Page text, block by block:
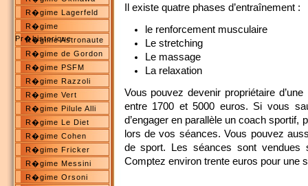
R�gime Lagerfeld
R�gime
Pr�historique
R�gime Astronaute
R�gime de Gordon
R�gime PSFM
R�gime Razzoli
R�gime Vert
R�gime Pilule Alli
R�gime Le Diet
R�gime Cohen
R�gime Fricker
R�gime Messini
R�gime Orsoni
Il existe quatre phases d’entraînement :
le renforcement musculaire
Le stretching
Le massage
La relaxation
Vous pouvez devenir propriétaire
entre 1700 et 5000 euros. Si vous
d’engager en parallèle un coach sportif,
lors de vos séances. Vous pouvez
de sport. Les séances sont vendues
Comptez environ trente euros pour une